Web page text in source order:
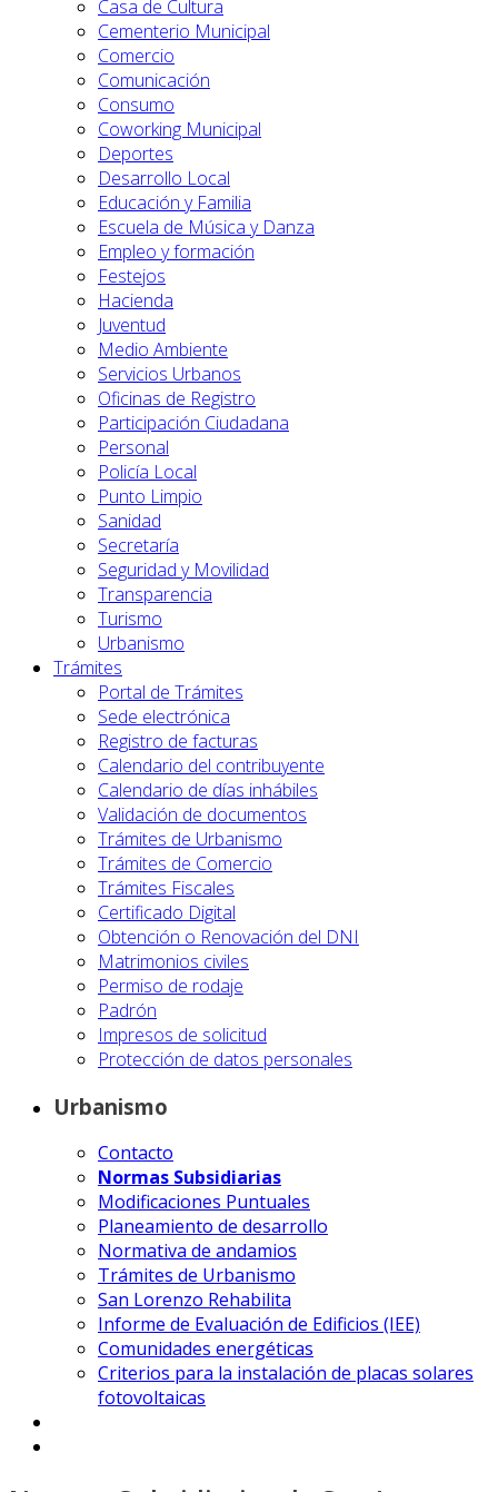
Casa de Cultura
Cementerio Municipal
Comercio
Comunicación
Consumo
Coworking Municipal
Deportes
Desarrollo Local
Educación y Familia
Escuela de Música y Danza
Empleo y formación
Festejos
Hacienda
Juventud
Medio Ambiente
Servicios Urbanos
Oficinas de Registro
Participación Ciudadana
Personal
Policía Local
Punto Limpio
Sanidad
Secretaría
Seguridad y Movilidad
Transparencia
Turismo
Urbanismo
Trámites
Portal de Trámites
Sede electrónica
Registro de facturas
Calendario del contribuyente
Calendario de días inhábiles
Validación de documentos
Trámites de Urbanismo
Trámites de Comercio
Trámites Fiscales
Certificado Digital
Obtención o Renovación del DNI
Matrimonios civiles
Permiso de rodaje
Padrón
Impresos de solicitud
Protección de datos personales
Urbanismo
Contacto
Normas Subsidiarias
Modificaciones Puntuales
Planeamiento de desarrollo
Normativa de andamios
Trámites de Urbanismo
San Lorenzo Rehabilita
Informe de Evaluación de Edificios (IEE)
Comunidades energéticas
Criterios para la instalación de placas solares
fotovoltaicas